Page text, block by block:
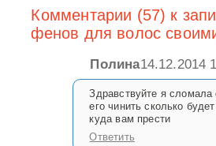
Комментарии (57) к
фенов для волос
Полина14.12.2014
Здравствуйте я
его чинить сколько
куда вам прести
Ответить